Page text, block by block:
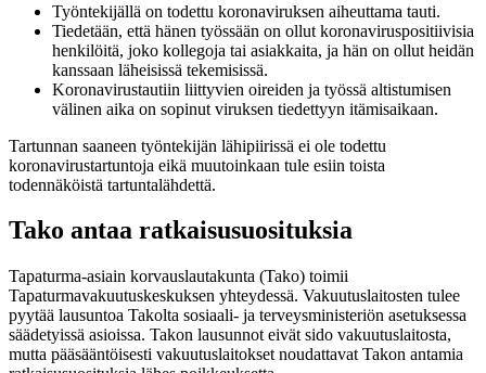
Työntekijällä on todettu koronaviruksen aiheuttama tauti.
Tiedetään, että hänen työssään on ollut koronaviruspositiivisia
henkilöitä, joko kollegoja tai asiakkaita, ja hän on ollut heidän
kanssaan läheisissä tekemisissä.
Koronavirustautiin liittyvien oireiden ja työssä altistumisen
välinen aika on sopinut viruksen tiedettyyn itämisaikaan.
Tartunnan saaneen työntekijän lähipiirissä ei ole todettu
koronavirustartuntoja eikä muutoinkaan tule esiin toista
todennäköistä tartuntalähdettä.
Tako antaa ratkaisusuosituksia
Tapaturma-asiain korvauslautakunta (Tako) toimii
Tapaturmavakuutuskeskuksen yhteydessä. Vakuutuslaitosten tulee
pyytää lausuntoa Takolta sosiaali- ja terveysministeriön asetuksessa
säädetyissä asioissa. Takon lausunnot eivät sido vakuutuslaitosta,
mutta pääsääntöisesti vakuutuslaitokset noudattavat Takon antamia